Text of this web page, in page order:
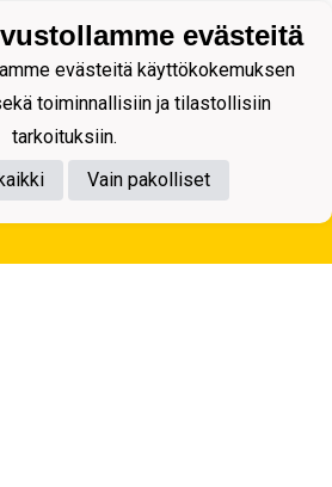
evästeitä
evästeitä käyttökokemuksen
toiminnallisiin ja tilastollisiin
tarkoituksiin.
Vain pakolliset